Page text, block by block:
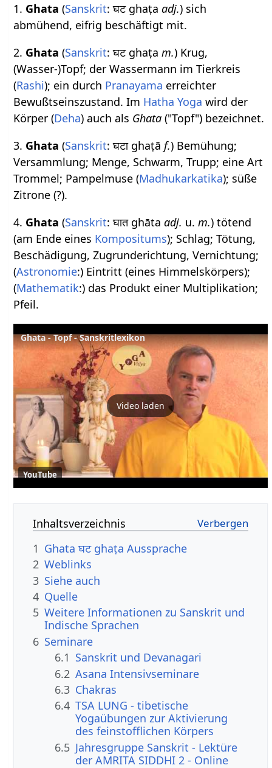
1. Ghata (Sanskrit: घट ghaṭaadj.) sich
abmühend, eifrig beschäftigt mit.
2. Ghata (Sanskrit: घट ghaṭam.) Krug,
(Wasser-)Topf; der Wassermann im Tierkreis
(Rashi); ein durch Pranayama erreichter
Bewußtseinszustand. Im Hatha Yoga wird der
Körper (Deha) auch als Ghata ("Topf") bezeichnet.
3. Ghata (Sanskrit: घटा ghaṭāf.) Bemühung;
Versammlung; Menge, Schwarm, Trupp; eine Art
Trommel; Pampelmuse (Madhukarkatika); süße
Zitrone (?).
4. Ghata (Sanskrit: घात ghātaadj. u.m.) tötend
(am Ende eines Kompositums); Schlag; Tötung,
Beschädigung, Zugrunderichtung, Vernichtung;
(Astronomie:) Eintritt (eines Himmelskörpers);
(Mathematik:) das Produkt einer Multiplikation;
Pfeil.
Ghata - Topf - Sanskritlexikon
Video laden
YouTube
Inhaltsverzeichnis
1 Ghata घट ghaṭa Aussprache
2 Weblinks
3 Siehe auch
4 Quelle
5 Weitere Informationen zu Sanskrit und
Indische Sprachen
6 Seminare
6.1 Sanskrit und Devanagari
6.2 Asana Intensivseminare
6.3 Chakras
6.4 TSA LUNG - tibetische
Yogaübungen zur Aktivierung
des feinstofflichen Körpers
6.5 Jahresgruppe Sanskrit - Lektüre
der AMRITA SIDDHI 2 - Online